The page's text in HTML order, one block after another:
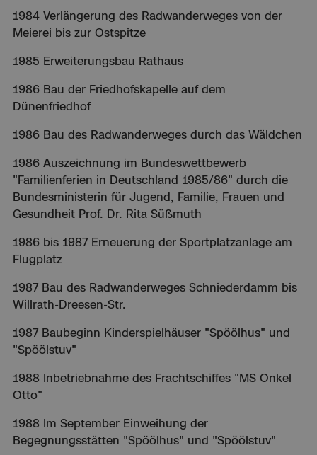
1984 Verlängerung des Radwanderweges von der
Meierei bis zur Ostspitze
1985 Erweiterungsbau Rathaus
1986 Bau der Friedhofskapelle auf dem
Dünenfriedhof
1986 Bau des Radwanderweges durch das Wäldchen
1986 Auszeichnung im Bundeswettbewerb
"Familienferien in Deutschland 1985/86" durch die
Bundesministerin für Jugend, Familie, Frauen und
Gesundheit Prof. Dr. Rita Süßmuth
1986 bis 1987 Erneuerung der Sportplatzanlage am
Flugplatz
1987 Bau des Radwanderweges Schniederdamm bis
Willrath-Dreesen-Str.
1987 Baubeginn Kinderspielhäuser "Spöölhus" und
"Spöölstuv"
1988 Inbetriebnahme des Frachtschiffes "MS Onkel
Otto"
1988 Im September Einweihung der
Begegnungsstätten "Spöölhus" und "Spöölstuv"